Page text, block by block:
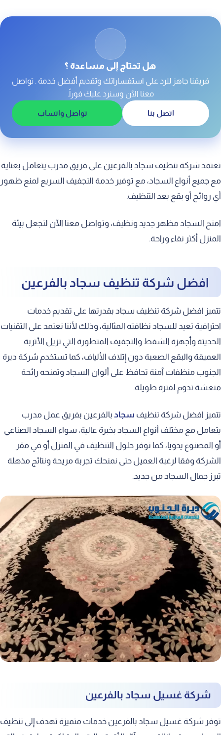
تنظيف السجاد الحرير بالفرعين
تنظيف السجاد الشاج بالفرعين
تنظيف السجاد الفرو بالفرعين
تنظيف بقع السجاد القديمة بالفرعين
تنظيف بقع السجاد الصعبه بالفرعين
هل تحتاج إلى مساعدة ؟
فريقنا جاهز للرد على استفساراتك وتقديم أفضل خدمة . تواصل
معنا الآن وسنرد عليك فوراً.
اتصل بنا تواصل واتساب
تعتمد شركة تنظيف سجاد بالفرعين على فريق مدرب يتعامل بعناية
مع جميع أنواع السجاد، مع توفير خدمة التجفيف السريع لمنع ظهور
أي روائح أو بقع بعد التنظيف.
امنح السجاد مظهر جديد ونظيف، وتواصل معنا الآن لتجعل بيئة
المنزل أكثر نقاء وراحة.
افضل شركة تنظيف سجاد بالفرعين
تتميز افضل شركة تنظيف سجاد بقدرتها على تقديم خدمات
احترافية تعيد للسجاد نظافته المثالية، وذلك لأننا نعتمد على التقنيات
الحديثة وأجهزة الشفط والتجفيف المتطورة التي تزيل الأتربة
العميقة والبقع الصعبة دون إتلاف الألياف، كما تستخدم شركة ديرة
الجنوب منظفات آمنة تحافظ على ألوان السجاد وتمنحه رائحة
منعشة تدوم لفترة طويلة.
تتميز افضل شركة تنظيف سجاد بالفرعين بفريق عمل مدرب
يتعامل مع مختلف أنواع السجاد بخبرة عالية، سواء السجاد الصناعي
أو المصنوع يدويا، كما نوفر حلول التنظيف في المنزل أو في مقر
الشركة وفقا لرغبة العميل حتى نمنحك تجربة مريحة ونتائج مذهلة
تبرز جمال السجاد من جديد.
شركة غسيل سجاد بالفرعين
توفر شركة غسيل سجاد بالفرعين خدمات متميزة تهدف إلى تنظيف